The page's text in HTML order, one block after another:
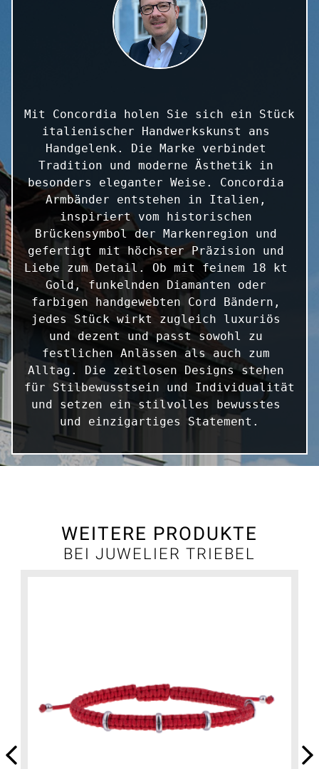
Mit Concordia holen Sie sich ein Stück
italienischer Handwerkskunst ans
Handgelenk. Die Marke verbindet
Tradition und moderne Ästhetik in
besonders eleganter Weise. Concordia
Armbänder entstehen in Italien,
inspiriert vom historischen
Brückensymbol der Markenregion und
gefertigt mit höchster Präzision und
Liebe zum Detail. Ob mit feinem 18 kt
Gold, funkelnden Diamanten oder
farbigen handgewebten Cord Bändern,
jedes Stück wirkt zugleich luxuriös
und dezent und passt sowohl zu
festlichen Anlässen als auch zum
Alltag. Die zeitlosen Designs stehen
für Stilbewusstsein und Individualität
und setzen ein stilvolles bewusstes
und einzigartiges Statement.
WEITERE PRODUKTE
BEI JUWELIER TRIEBEL